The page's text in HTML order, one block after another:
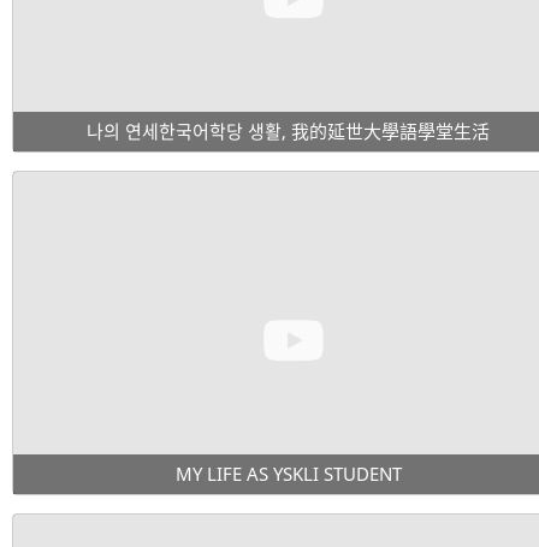
나의 연세한국어학당 생활, 我的延世大學語學堂生活
MY LIFE AS YSKLI STUDENT